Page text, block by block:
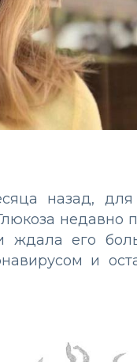
назад, для
недавно
ждала его
и